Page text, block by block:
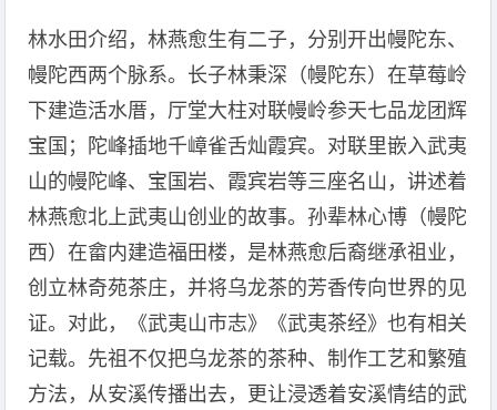
林水田介绍，林燕愈生有二子，分别开出幔陀东、
幔陀西两个脉系。长子林秉深（幔陀东）在草莓岭
下建造活水厝，厅堂大柱对联幔岭参天七品龙团辉
宝国；陀峰插地千嶂雀舌灿霞宾。对联里嵌入武夷
山的幔陀峰、宝国岩、霞宾岩等三座名山，讲述着
林燕愈北上武夷山创业的故事。孙辈林心博（幔陀
西）在畲内建造福田楼，是林燕愈后裔继承祖业，
创立林奇苑茶庄，并将乌龙茶的芳香传向世界的见
证。对此，《武夷山市志》《武夷茶经》也有相关
记载。先祖不仅把乌龙茶的茶种、制作工艺和繁殖
方法，从安溪传播出去，更让浸透着安溪情结的武